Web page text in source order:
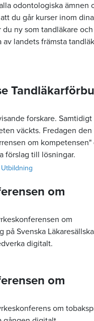
odontologiska ämnen
du går kurser inom
ny som tandläkare och
landets främsta
forskare. Samtidigt
väckts. Fredagen den
om kompetensen"
förslag till lösningar.
Utbildning
om
om
Svenska
digitalt.
om
om